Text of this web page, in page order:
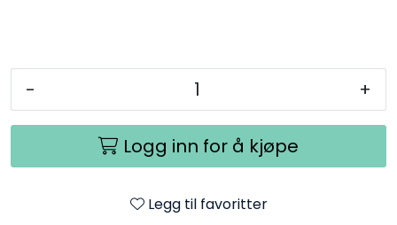
- +
Logg inn for å kjøpe
Legg til favoritter